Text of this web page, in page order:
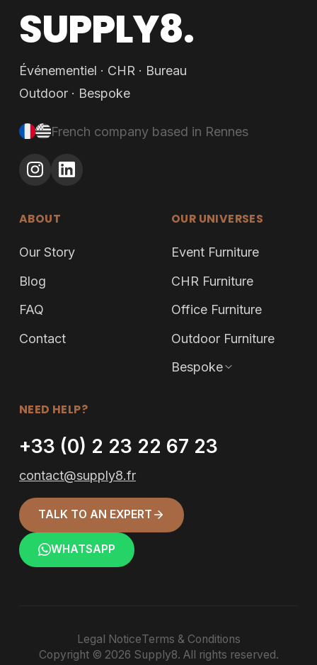
SUPPLY8.
Événementiel · CHR · Bureau
Outdoor · Bespoke
French company based in Rennes
ABOUT
Our Story
Blog
FAQ
Contact
OUR UNIVERSES
Event Furniture
CHR Furniture
Office Furniture
Outdoor Furniture
Bespoke
NEED HELP?
+33 (0) 2 23 22 67 23
contact@supply8.fr
TALK TO AN EXPERT
WHATSAPP
Legal NoticeTerms & Conditions
Copyright © 2026 Supply8. All rights reserved.